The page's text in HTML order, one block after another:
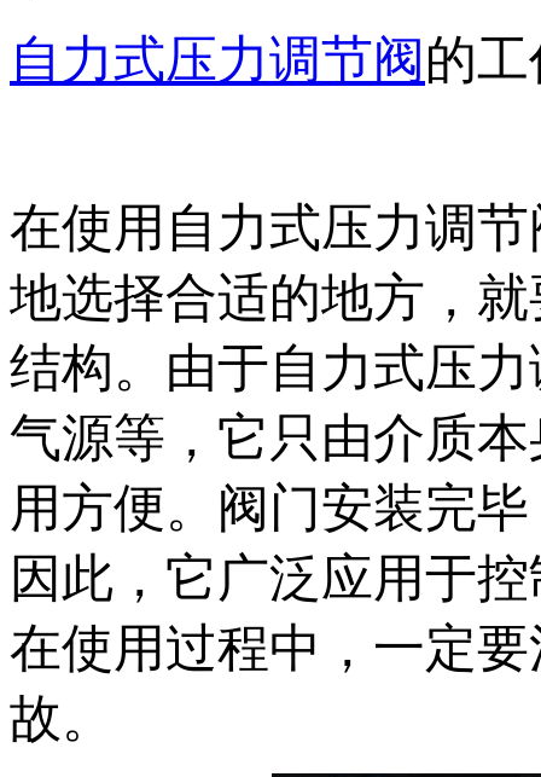
自力式压力调节阀的
在使用自力式压力调
地选择合适的地方，
结构。由于自力式压
气源等，它只由介质
用方便。阀门安装完
因此，它广泛应用于
在使用过程中，一定
故。